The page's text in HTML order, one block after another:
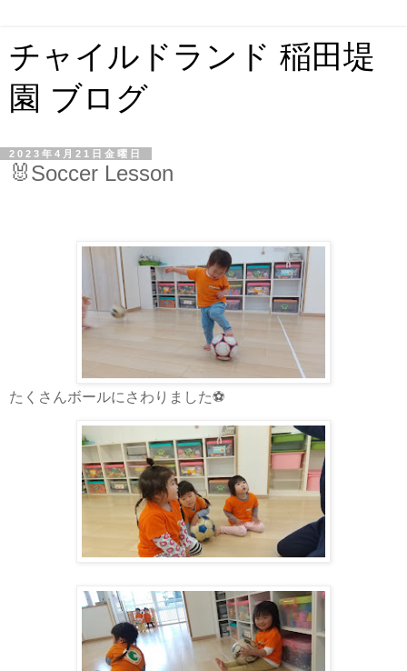
チャイルドランド 稲田堤
園 ブログ
2023年4月21日金曜日
🐰Soccer Lesson
たくさんボールにさわりました⚽️